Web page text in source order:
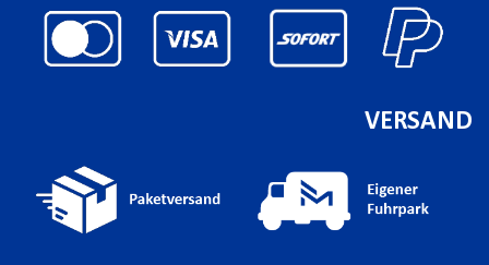
VERSAND